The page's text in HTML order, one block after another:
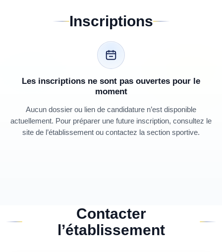
Inscriptions
Les inscriptions ne sont pas ouvertes pour le
moment
Aucun dossier ou lien de candidature n’est disponible
actuellement. Pour préparer une future inscription, consultez le
site de l’établissement ou contactez la section sportive.
Contacter
l’établissement